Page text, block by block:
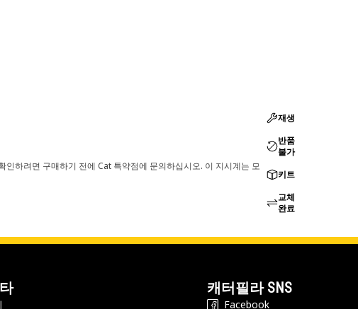
하려면 구매하기 전에 Cat 특약점에 문의하십시오. 이 지시계는 모
재생
반품
불가
키트
교체
완료
캐터필라 SNS
Facebook